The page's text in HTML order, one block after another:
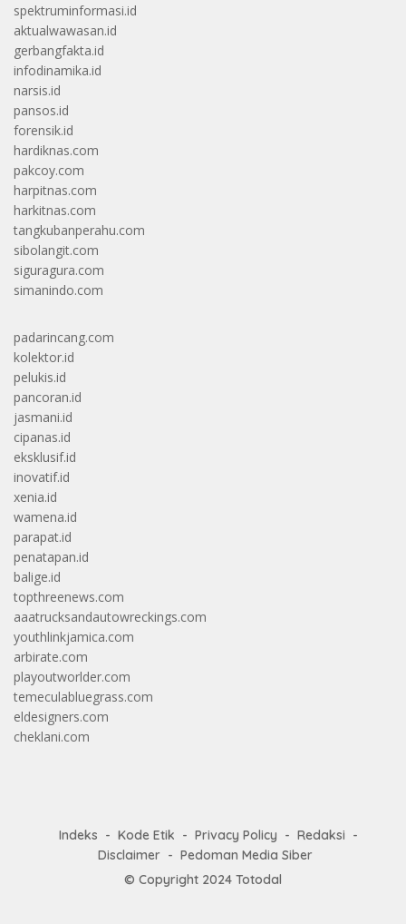
spektruminformasi.id
aktualwawasan.id
gerbangfakta.id
infodinamika.id
narsis.id
pansos.id
forensik.id
hardiknas.com
pakcoy.com
harpitnas.com
harkitnas.com
tangkubanperahu.com
sibolangit.com
siguragura.com
simanindo.com
padarincang.com
kolektor.id
pelukis.id
pancoran.id
jasmani.id
cipanas.id
eksklusif.id
inovatif.id
xenia.id
wamena.id
parapat.id
penatapan.id
balige.id
topthreenews.com
aaatrucksandautowreckings.com
youthlinkjamica.com
arbirate.com
playoutworlder.com
temeculabluegrass.com
eldesigners.com
cheklani.com
Indeks Kode Etik Privacy Policy
Redaksi
Disclaimer
Pedoman Media Siber
© Copyright 2024 Totodal